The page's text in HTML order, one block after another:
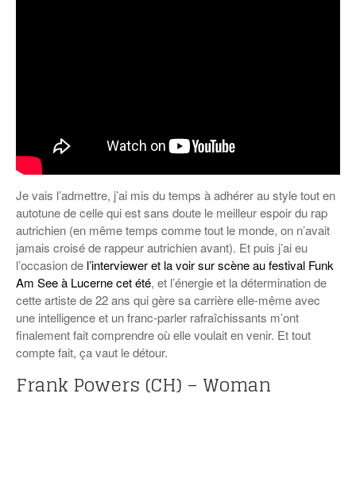
Je vais l’admettre, j’ai mis du temps à adhérer au style tout en
autotune de celle qui est sans doute le meilleur espoir du rap
autrichien (en même temps comme tout le monde, on n’avait
jamais croisé de rappeur autrichien avant). Et puis j’ai eu
l’occasion de l’interviewer et la voir sur scène au festival Funk
Am See à Lucerne cet été, et l’énergie et la détermination de
cette artiste de 22 ans qui gère sa carrière elle-même avec
une intelligence et un franc-parler rafraîchissants m’ont
finalement fait comprendre où elle voulait en venir. Et tout
compte fait, ça vaut le détour.
Frank Powers (CH) – Woman